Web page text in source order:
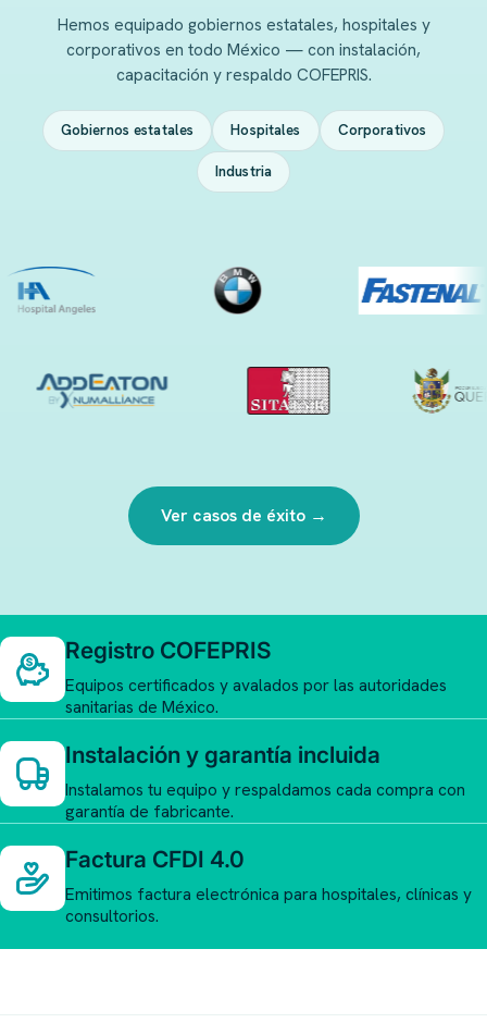
Hemos equipado gobiernos estatales, hospitales y
corporativos en todo México — con instalación,
capacitación y respaldo COFEPRIS.
Gobiernos estatales Hospitales Corporativos
Industria
Ver casos de éxito →
Registro COFEPRIS
Equipos certificados y avalados por las autoridades
sanitarias de México.
Instalación y garantía incluida
Instalamos tu equipo y respaldamos cada compra con
garantía de fabricante.
Factura CFDI 4.0
Emitimos factura electrónica para hospitales, clínicas y
consultorios.